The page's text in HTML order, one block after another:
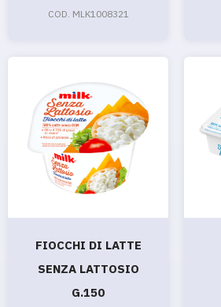
COD. MLK1008321
FIOCCHI DI LATTE
SENZA LATTOSIO
G.150